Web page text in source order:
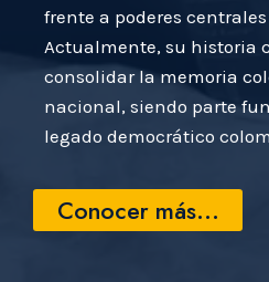
frente a poderes
Actualmente, su historia
consolidar la memoria
nacional, siendo parte
legado democrático
Conocer más…